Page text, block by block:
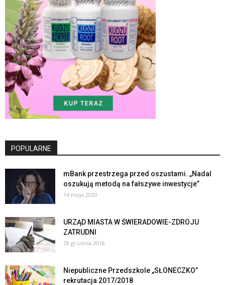
POPULARNE
mBank przestrzega przed oszustami. „Nadal
oszukują metodą na fałszywe inwestycje”
14 maja 2020
URZĄD MIASTA W ŚWIERADOWIE-ZDROJU
ZATRUDNI
18 grudnia 2018
Niepubliczne Przedszkole „SŁONECZKO”
rekrutacja 2017/2018